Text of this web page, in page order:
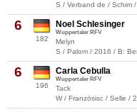
S / Verband de / Schim
6
182
Noel Schlesinger
Wuppertaler RFV
Melyn
S / Palom / 2016 / B:
6
196
Carla Cebulla
Wuppertaler RFV
Tack
W / Französisc / Selle /